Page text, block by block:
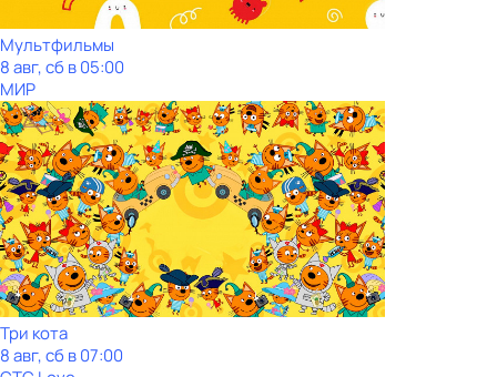
Мультфильмы
8 авг, сб в 05:00
МИР
Три кота
8 авг, сб в 07:00